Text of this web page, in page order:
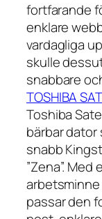
fortfarande
enklare
vardagliga
skulle
snabbare
TOSHIBA
Toshiba
bärbar
snabb
”Zena”.
passar den